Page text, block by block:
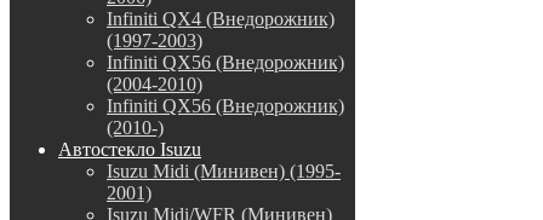
Infiniti QX4 (Внедорожник)
(1997-2003)
Infiniti QX56 (Внедорожник)
(2004-2010)
Infiniti QX56 (Внедорожник)
(2010-)
Автостекло Isuzu
Isuzu Midi (Минивен) (1995-
2001)
Isuzu Midi/WFR (Минивен)